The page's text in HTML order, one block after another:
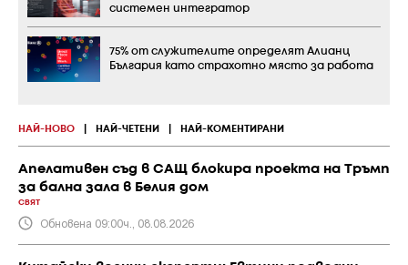
НАЙ-НОВО НАЙ-ЧЕТЕНИ НАЙ-КОМЕНТИРАНИ
Апелативен съд в САЩ блокира проекта на Тръмп
за бална зала в Белия дом
СВЯТ
Обновена 09:00ч., 08.08.2026
системен интегратор
75% от служителите определят Алианц
България като страхотно място за работа